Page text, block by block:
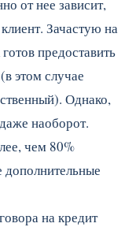
от нее зависит,
Зачастую на
предоставить
этом случае
Однако,
наоборот.
чем 80%
дополнительные
на кредит